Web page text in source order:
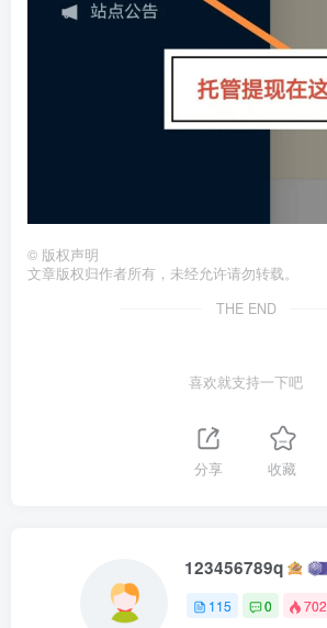
© 版权声明
文章版权归作者所有，未经允许请勿转载。
THE END
喜欢就支持一下吧
分享 收藏
123456789q
115 0 702